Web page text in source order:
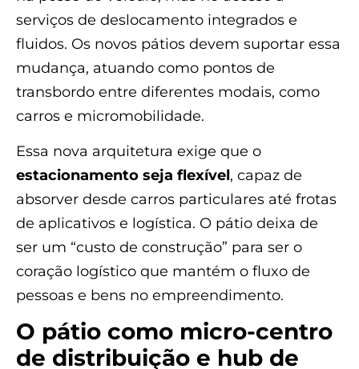
serviços de deslocamento integrados e
fluidos. Os novos pátios devem suportar essa
mudança, atuando como pontos de
transbordo entre diferentes modais, como
carros e micromobilidade.
Essa nova arquitetura exige que o
estacionamento seja flexível, capaz de
absorver desde carros particulares até frotas
de aplicativos e logística. O pátio deixa de
ser um “custo de construção” para ser o
coração logístico que mantém o fluxo de
pessoas e bens no empreendimento.
O pátio como micro-centro
de distribuição e hub de